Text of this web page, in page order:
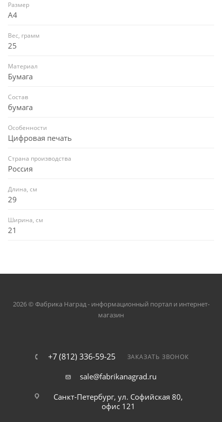
Размер
A4
Вес, грамм
25
Материал
Бумага
Состав
бумага
Особенности
Цифровая печать
Страна производства
Россия
Длина, см
29
Ширина, см
21
2026 © Фабрика Наград - информационный портал и интернет-
магазин
+7 (812) 336-59-25 ЗАКАЗАТЬ ЗВОНОК
sale@fabrikanagrad.ru
Санкт-Петербург, ул. Софийская 80,
офис 121